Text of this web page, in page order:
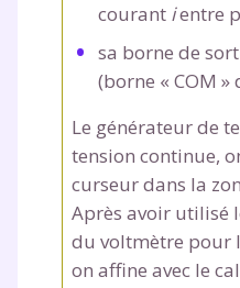
courant ientre
sa borne de
(borne « COM
Le générateur de
tension continue,
curseur dans la
Après avoir utilisé
du voltmètre pour
on affine avec le
Testez
pendant
plateforme
scolaire !
Fiches de cours
corrigés,
Unespace
suivre les